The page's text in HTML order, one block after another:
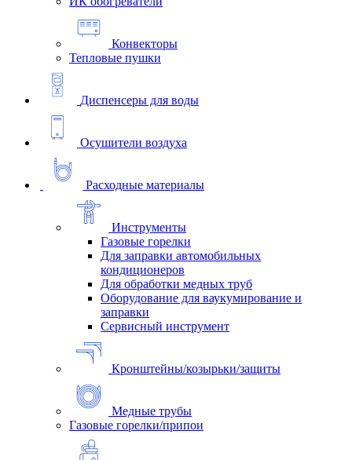
Конвекторы
Тепловые пушки
Диспенсеры для воды
Осушители воздуха
Расходные материалы
Инструменты
Газовые горелки
Для заправки автомобильных
кондиционеров
Для обработки медных труб
Оборудование для ваукумирование и
заправки
Сервисный инструмент
Кронштейны/козырьки/защиты
Медные трубы
Газовые горелки/припои